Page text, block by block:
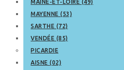
MAINE-ET-LOIRE (49)
MAYENNE (53)
SARTHE (72)
VENDÉE (85)
PICARDIE
AISNE (02)